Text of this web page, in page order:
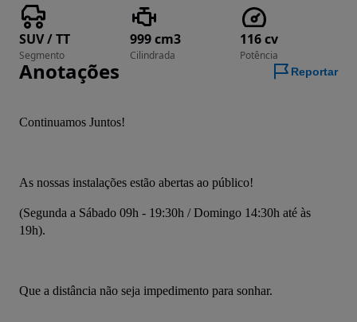
SUV / TT
Segmento
999 cm3
Cilindrada
116 cv
Potência
Anotações Reportar
Continuamos Juntos!
As nossas instalações estão abertas ao público!
(Segunda a Sábado 09h - 19:30h / Domingo 14:30h até às
19h).
Que a distância não seja impedimento para sonhar.